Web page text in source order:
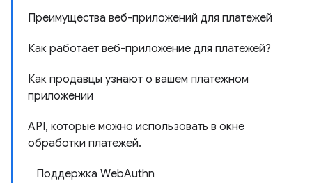
Преимущества веб-приложений для платежей
Как работает веб-приложение для платежей?
Как продавцы узнают о вашем платежном
приложении
API, которые можно использовать в окне
обработки платежей.
Поддержка WebAuthn